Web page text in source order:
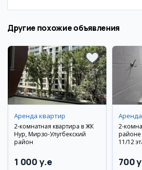
Другие похожие объявления
Аренда квартир
2-комнатная квартира в ЖК
Нур, Мирзо-Улугбекский
район
1 000 y.e
2-
районе
11/12
700